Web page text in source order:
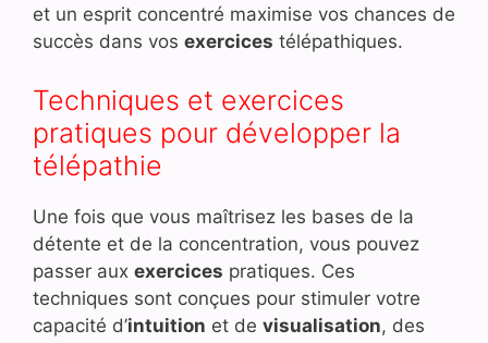
et un esprit concentré maximise vos chances de
succès dans vos exercices télépathiques.
Techniques et exercices
pratiques pour développer la
télépathie
Une fois que vous maîtrisez les bases de la
détente et de la concentration, vous pouvez
passer aux exercices pratiques. Ces
techniques sont conçues pour stimuler votre
capacité d’intuition et de visualisation, des